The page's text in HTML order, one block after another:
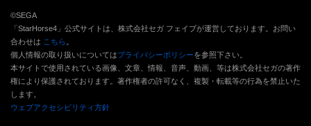
©SEGA
「StarHorse4」公式サイトは、株式会社セガ フェイブが運営しております。お問い
合わせは こちら
個人情報の取り扱いについてはプライバシーポリシーを参照下さい。
本サイトで使用されている画像、文章、情報、音声、動画、等は株式会社セガの著作
権により保護されております。 著作権者の許可なく、複製・転載等の行為を禁止いた
します。
ウェブアクセシビリティ方針